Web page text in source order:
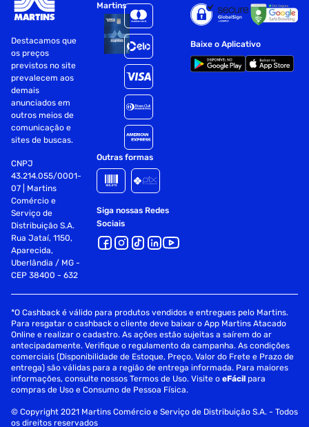
Destacamos que
os preços
previstos no site
prevalecem aos
demais
anunciados em
outros meios de
comunicação e
sites de buscas.
CNPJ
43.214.055/0001-
07 | Martins
Comércio e
Serviço de
Distribuição S.A.
Rua Jataí, 1150,
Aparecida,
Uberlândia / MG -
CEP 38400 - 632
Martins
Outras formas
Siga nossas Redes
Sociais
Baixe o Aplicativo
*O Cashback é válido para produtos vendidos e entregues pelo Martins.
Para resgatar o cashback o cliente deve baixar o App Martins Atacado
Online e realizar o cadastro. As ações estão sujeitas a saírem do ar
antecipadamente. Verifique o regulamento da campanha. As condições
comerciais (Disponibilidade de Estoque, Preço, Valor do Frete e Prazo de
entrega) são válidas para a região de entrega informada. Para maiores
informações, consulte nossos Termos de Uso. Visite oeFácil para
compras de Uso e Consumo de Pessoa Física.
© Copyright 2021 Martins Comércio e Serviço de Distribuição S.A. - Todos
os direitos reservados